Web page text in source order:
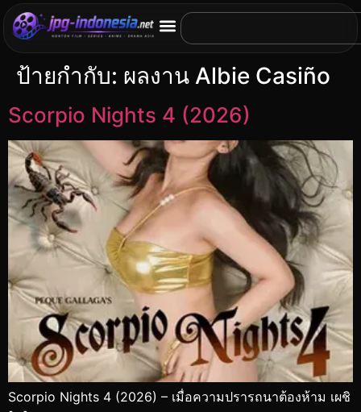
ป้ายกำกับ: ผลงาน Albie Casiño
Scorpio Nights 4 (2026)
Scorpio Nights 4 (2026) – เมื่อความปรารถนาต้องห้าม เผชิ